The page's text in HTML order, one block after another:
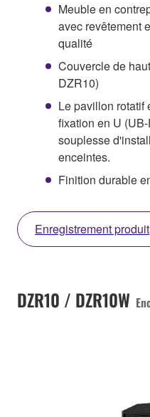
Meuble en
avec revêtement
qualité
Couvercle de
DZR10)
Le pavillon rotatif
fixation en U
souplesse
enceintes.
Finition durable
Enregistrement produit
DZR10 / DZR10W